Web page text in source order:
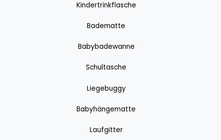
Kindertrinkflasche
Badematte
Babybadewanne
Schultasche
Liegebuggy
Babyhängematte
Laufgitter